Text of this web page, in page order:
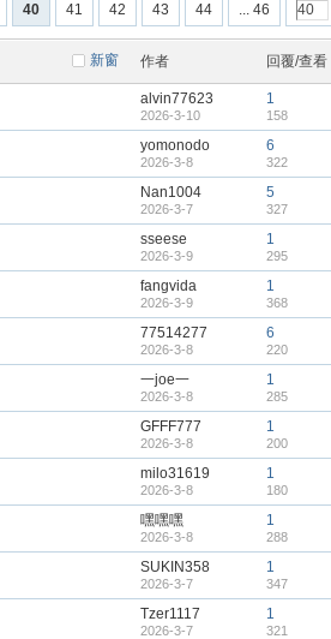
40 41 42 43 44 ... 46
新窗 作者 回覆/查看
alvin77623
2026-3-10
1
158
yomonodo
2026-3-8
6
322
Nan1004
2026-3-7
5
327
sseese
2026-3-9
1
295
fangvida
2026-3-9
1
368
77514277
2026-3-8
6
220
一joe一
2026-3-8
1
285
GFFF777
2026-3-8
1
200
milo31619
2026-3-8
1
180
嘿嘿嘿
2026-3-8
1
288
SUKIN358
2026-3-7
1
347
Tzer1117
2026-3-7
1
321